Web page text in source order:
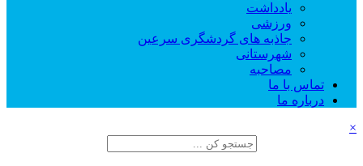
یادداشت
ورزشی
جاذبه های گردشگری سرعین
شهرستانی
مصاحبه
تماس با ما
درباره ما
×